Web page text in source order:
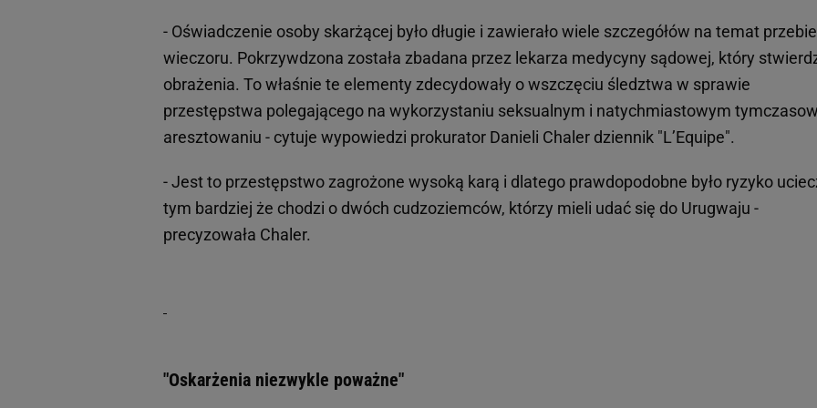
- Oświadczenie osoby skarżącej było długie i zawierało wiele szczegółów na temat
wieczoru. Pokrzywdzona została zbadana przez lekarza medycyny sądowej, który
obrażenia. To właśnie te elementy zdecydowały o wszczęciu śledztwa w sprawie
przestępstwa polegającego na wykorzystaniu seksualnym i natychmiastowym
aresztowaniu - cytuje wypowiedzi prokurator Danieli Chaler dziennik "L’Equipe".
- Jest to przestępstwo zagrożone wysoką karą i dlatego prawdopodobne było ryzyko
tym bardziej że chodzi o dwóch cudzoziemców, którzy mieli udać się do Urugwaju -
precyzowała Chaler.
"Oskarżenia niezwykle poważne"